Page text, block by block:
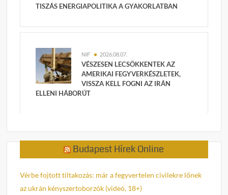
TISZÁS ENERGIAPOLITIKA A GYAKORLATBAN
NIF 2026.08.07.
VÉSZESEN LECSÖKKENTEK AZ
AMERIKAI FEGYVERKÉSZLETEK,
VISSZA KELL FOGNI AZ IRÁN
ELLENI HÁBORÚT
Budapest Hírek Online
Vérbe fojtott tiltakozás: már a fegyvertelen civilekre lőnek
az ukrán kényszertoborzók (videó, 18+)